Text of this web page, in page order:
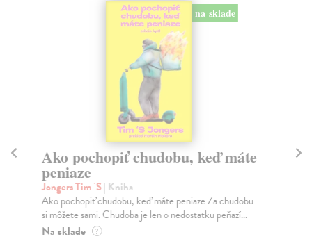
na sklade
Ako pochopiť chudobu, keď máte
peniaze
Jongers Tim 'S| Kniha
Ako pochopiť chudobu, keď máte peniaze Za chudobu
si môžete sami. Chudoba je len o nedostatku peňazí...
Na sklade ?